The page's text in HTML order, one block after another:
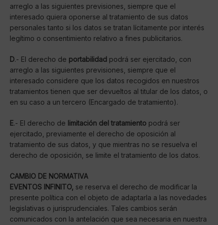
arreglo a las siguientes previsiones, siempre que el
interesado quiera oponerse al tratamiento de sus datos
personales tanto si los datos se tratan lícitamente por interés
legítimo o consentimiento relativo a fines publicitarios.
D.- El derecho de portabilidad podrá ser ejercitado, con
arreglo a las siguientes previsiones, siempre que el
interesado considere que los datos recogidos en nuestros
tratamientos tienen que ser devueltos al titular de los datos, o
en su caso a un tercero (Encargado de tratamiento).
E.- El derecho de limitación del tratamiento podrá ser
ejercitado, previamente el derecho de oposición al
tratamiento de sus datos, y que mientras no se resuelva el
derecho de oposición, se limite el tratamiento de los datos.
CAMBIO DE NORMATIVA
EVENTOS INFINITO, se reserva el derecho de modificar la
presente política con el objeto de adaptarla a las novedades
legislativas o jurisprudenciales. Tales cambios serán
comunicados con la antelación que sea necesaria en nuestra